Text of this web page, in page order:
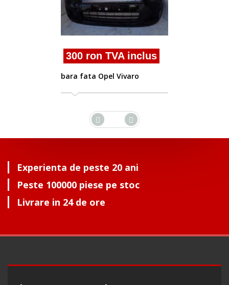
Experienta de peste 20 ani
Peste 100000 piese pe stoc
Livrare in 24 de ore